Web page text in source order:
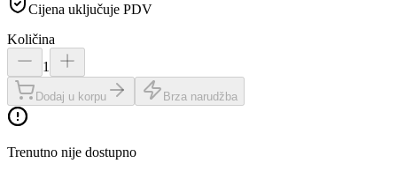
Cijena uključuje PDV
Količina
1
Dodaj u korpu Brza narudžba
Trenutno nije dostupno